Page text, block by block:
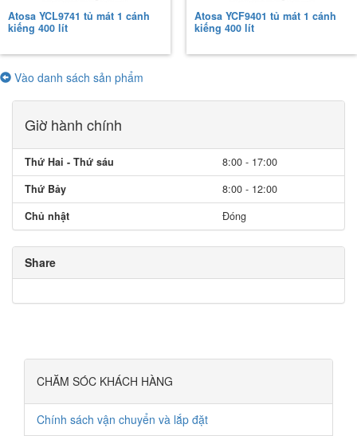
Atosa YCL9741 tủ mát 1 cánh
kiếng 400 lít
Atosa YCF9401 tủ mát 1 cánh
kiếng 400 lít
Vào danh sách sản phẩm
Giờ hành chính
Thứ Hai - Thứ sáu
8:00 - 17:00
Thứ Bảy
8:00 - 12:00
Chủ nhật
Đóng
Share
CHĂM SÓC KHÁCH HÀNG
Chính sách vận chuyển và lắp đặt